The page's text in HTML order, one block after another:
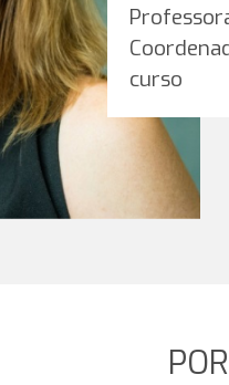
curso